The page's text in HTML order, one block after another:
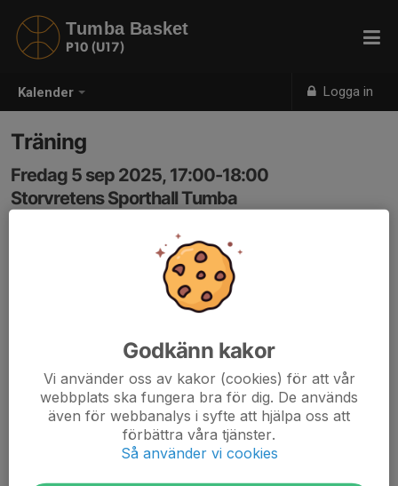
Kalender Logga in
Tumba Basket
P10 (U17)
Träning
Fredag 5 sep 2025, 17:00-18:00
Storvretens Sporthall Tumba
Godkänn kakor
Vi använder oss av kakor (cookies) för att vår
webbplats ska fungera bra för dig. De används
även för webbanalys i syfte att hjälpa oss att
förbättra våra tjänster.
Så använder vi cookies